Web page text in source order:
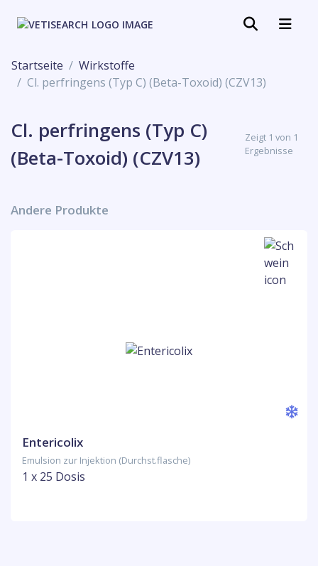
Startseite
Wirkstoffe
Cl. perfringens (Typ C) (Beta-Toxoid) (CZV13)
Cl. perfringens (Typ C)
(Beta-Toxoid) (CZV13)
Zeigt 1 von 1
Ergebnisse
Andere Produkte
Entericolix
Emulsion zur Injektion (Durchst.flasche)
1 x 25 Dosis